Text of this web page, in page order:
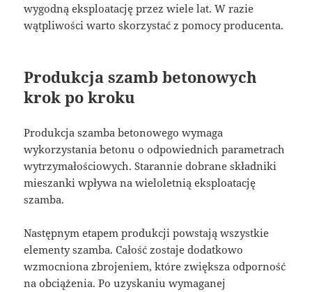
wygodną eksploatację przez wiele lat. W razie
wątpliwości warto skorzystać z pomocy producenta.
Produkcja szamb betonowych
krok po kroku
Produkcja szamba betonowego wymaga
wykorzystania betonu o odpowiednich parametrach
wytrzymałościowych. Starannie dobrane składniki
mieszanki wpływa na wieloletnią eksploatację
szamba.
Następnym etapem produkcji powstają wszystkie
elementy szamba. Całość zostaje dodatkowo
wzmocniona zbrojeniem, które zwiększa odporność
na obciążenia. Po uzyskaniu wymaganej